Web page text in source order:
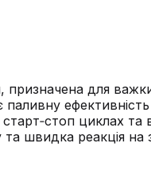
для
циклах
швидка реакція на